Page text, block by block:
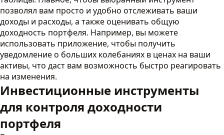
позволял вам просто и удобно отслеживать ваши
доходы и расходы, а также оценивать общую
доходность портфеля. Например, вы можете
использовать приложение, чтобы получить
уведомление о больших колебаниях в ценах на ваши
активы, что даст вам возможность быстро реагировать
на изменения.
Инвестиционные инструменты
для контроля доходности
портфеля